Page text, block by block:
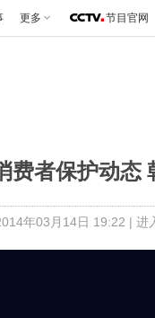
更多 节目官网
费者保护动
年03月14日 19:22 | 进